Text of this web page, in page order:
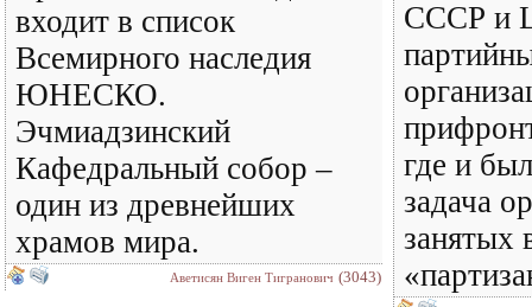
входит в список
Всемирного наследия
ЮНЕСКО.
Эчмиадзинский
Кафедральный собор –
один из древнейших
храмов мира.
Аветисян Виген Тигранович (3043)
СССР и
где и
задача
занятых